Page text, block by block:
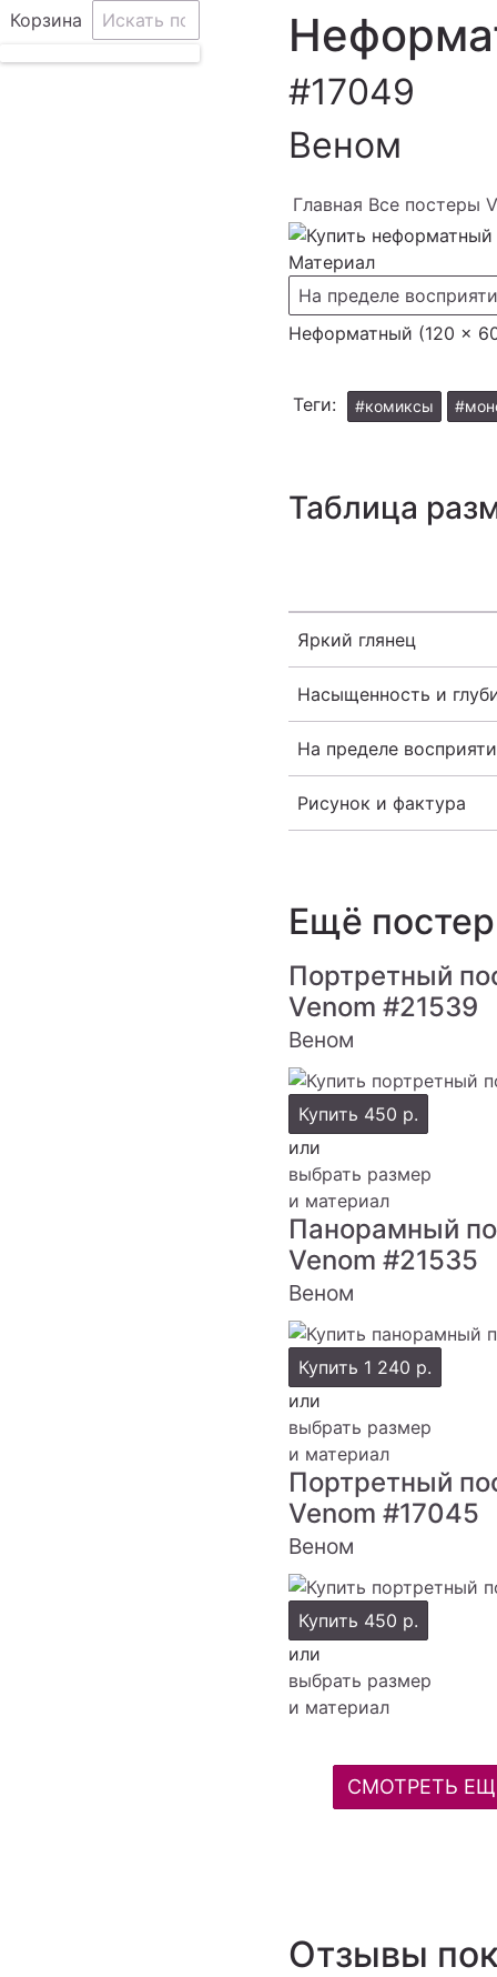
Корзина
#17049
Веном
Главная Все постеры
Материал
На пределе
Неформатный (120 ×
Теги: #комиксы
Таблица
Яркий глянец
Насыщенность и
На пределе
Рисунок и фактура
Ещё
Портретный
Venom #21539
Веном
Купить 450 р.
или
выбрать размер
и материал
Панорамный
Venom #21535
Веном
Купить 1 240 р.
или
выбрать размер
и материал
Портретный
Venom #17045
Веном
Купить 450 р.
или
выбрать размер
и материал
СМОТРЕТЬ
Отзывы